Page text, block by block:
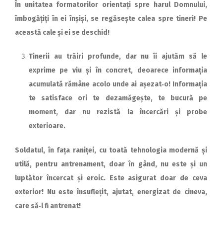
În unitatea formatorilor orien­­tați spre harul Domnului,
îmbogățiți în ei înșiși, se regăsește calea spre tineri! Pe
această cale și ei se deschid!
Tinerii au trăiri profunde, dar nu îi ajutăm să le
exprime pe viu și în concret, deoarece informația
acumulată rămâne acolo unde ai așezat‑o! Informația
te satisface ori te dezamăgește, te bucură pe
moment, dar nu rezistă la încercări și probe
exterioare.
Soldatul, în fața raniței, cu toată tehnologia modernă și
utilă, pentru antrenament, doar în gând, nu este și un
luptător încercat și eroic. Este asigurat doar de ceva
exterior! Nu este însuflețit, ajutat, energizat de cineva,
care să‑l fi antrenat!